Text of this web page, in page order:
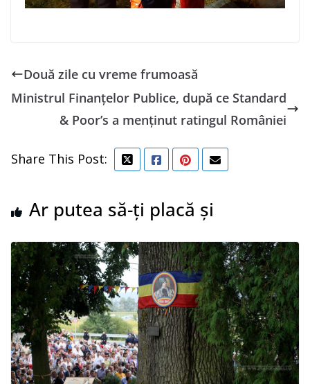
Două zile cu vreme frumoasă
Ministrul Finanțelor Publice, după ce Standard
& Poor’s a menţinut ratingul României
Share This Post:
Ar putea să-ți placă și